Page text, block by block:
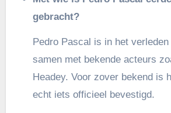
gebracht?
Pedro Pascal is in het
samen met bekende acteurs
Headey. Voor zover bekend is
echt iets officieel bevestigd.